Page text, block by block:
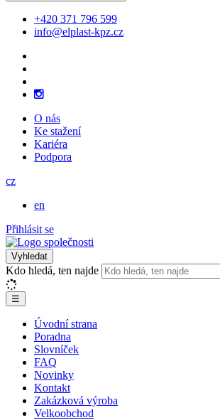
+420 371 796 599
info@elplast-kpz.cz
O nás
Ke stažení
Kariéra
Podpora
cz
en
Přihlásit se
Vyhledat
Kdo hledá, ten najde
☰
Úvodní strana
Poradna
Slovníček
FAQ
Novinky
Kontakt
Zakázková výroba
Velkoobchod